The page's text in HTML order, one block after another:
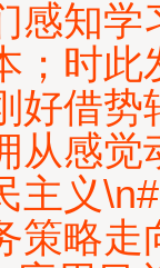
感知学
；时此
好借势
从感觉
主义
策略走